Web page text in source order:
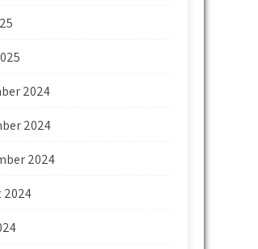
2024
2024
2024
2024